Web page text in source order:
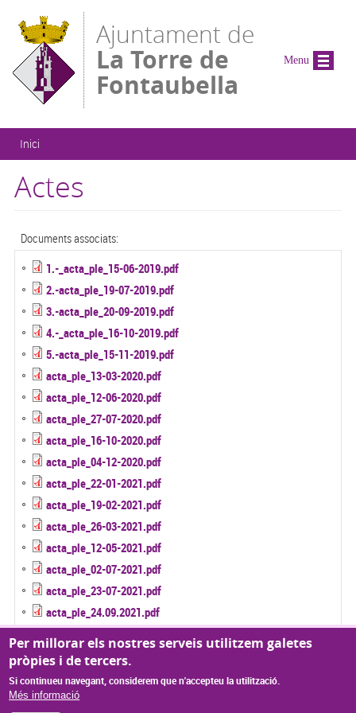
Ajuntament de
La Torre de
Fontaubella
Esteu aquí
Inici
Actes
Documents associats:
1.-_acta_ple_15-06-2019.pdf
2.-acta_ple_19-07-2019.pdf
3.-acta_ple_20-09-2019.pdf
4.-_acta_ple_16-10-2019.pdf
5.-acta_ple_15-11-2019.pdf
acta_ple_13-03-2020.pdf
acta_ple_12-06-2020.pdf
acta_ple_27-07-2020.pdf
acta_ple_16-10-2020.pdf
acta_ple_04-12-2020.pdf
acta_ple_22-01-2021.pdf
acta_ple_19-02-2021.pdf
acta_ple_26-03-2021.pdf
acta_ple_12-05-2021.pdf
acta_ple_02-07-2021.pdf
acta_ple_23-07-2021.pdf
acta_ple_24.09.2021.pdf
acta_ple_15-10-2021.pdf
acta_ple_10-12-2021.pdf
Menu
Per millorar els nostres serveis utilitzem galetes
pròpies i de tercers.
Si continueu navegant, considerem que n'accepteu la utilització.
Més informació